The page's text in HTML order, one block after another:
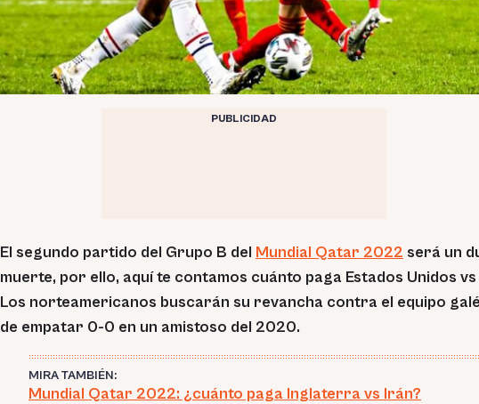
PUBLICIDAD
El segundo partido del Grupo B del Mundial Qatar 2022 será un
muerte, por ello, aquí te contamos cuánto paga Estados Unidos vs
Los norteamericanos buscarán su revancha contra el equipo
de empatar 0-0 en un amistoso del 2020.
MIRA TAMBIÉN:
Mundial Qatar 2022: ¿cuánto paga Inglaterra vs Irán?